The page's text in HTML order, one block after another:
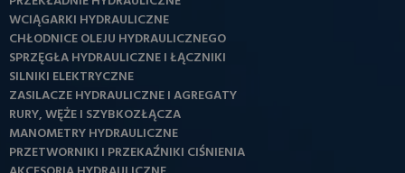
WCIĄGARKI HYDRAULICZNE
CHŁODNICE OLEJU HYDRAULICZNEGO
SPRZĘGŁA HYDRAULICZNE I ŁĄCZNIKI
SILNIKI ELEKTRYCZNE
ZASILACZE HYDRAULICZNE I AGREGATY
RURY, WĘŻE I SZYBKOZŁĄCZA
MANOMETRY HYDRAULICZNE
PRZETWORNIKI I PRZEKAŹNIKI CIŚNIENIA